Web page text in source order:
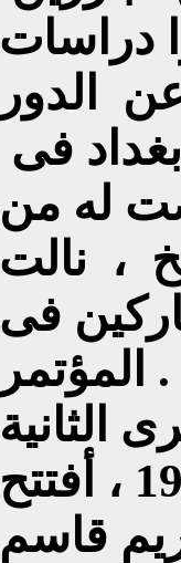
دراسات
الدور
فى
له من
، نالت
فى
المؤتمر .
الثانية
للثورة فى 14 تموز 1960 ، أفتتح
قاسم